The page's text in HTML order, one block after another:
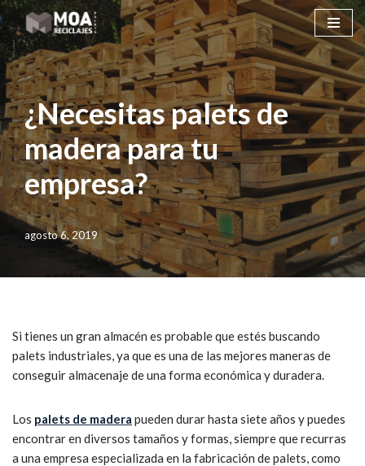
Saltar
al
contenido
¿Necesitas palets de
madera para tu
empresa?
agosto 6, 2019
Si tienes un gran almacén es probable que estés buscando
palets industriales, ya que es una de las mejores maneras de
conseguir almacenaje de una forma económica y duradera.
Los palets de madera pueden durar hasta siete años y puedes
encontrar en diversos tamaños y formas, siempre que recurras
a una empresa especializada en la fabricación de palets, como